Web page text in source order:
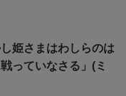
姫さまはわしらのは
っていなさる」(ミ